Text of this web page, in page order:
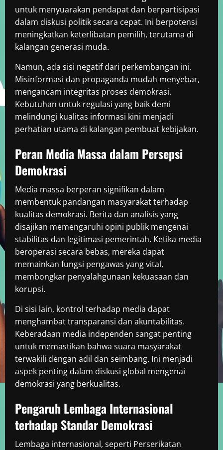
untuk menyuarakan pendapat dan berpartisipasi
dalam diskusi politik secara cepat. Ini berpotensi
meningkatkan keterlibatan pemilih, terutama di
kalangan generasi muda.
Namun, ada sisi negatif dari perkembangan ini.
Misinformasi dan propaganda mudah menyebar,
mengancam integritas proses demokrasi.
Kebutuhan untuk regulasi yang baik demi
melindungi kualitas informasi kini menjadi
perhatian utama di kalangan pembuat kebijakan.
Peran Media Massa dalam Persepsi
Demokrasi
Media massa berperan signifikan dalam
membentuk pandangan masyarakat terhadap
kualitas demokrasi. Berita dan analisis yang
disajikan memengaruhi opini publik mengenai
stabilitas dan legitimasi pemerintah. Ketika media
beroperasi secara bebas, mereka dapat
memainkan fungsi pengawas yang vital,
membongkar penyalahgunaan kekuasaan dan
korupsi.
Di sisi lain, kontrol terhadap media dapat
menghambat transparansi dan akuntabilitas.
Keberadaan media independen sangat penting
untuk memastikan bahwa suara masyarakat
terwakili dengan adil dan seimbang. Ini menjadi
aspek penting dalam diskusi global mengenai
demokrasi yang berkualitas.
Pengaruh Lembaga Internasional
terhadap Standar Demokrasi
Lembaga internasional, seperti Perserikatan